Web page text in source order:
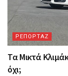
ΡΕΠΟΡΤΑΖ
Τα Mικτά
όχι;